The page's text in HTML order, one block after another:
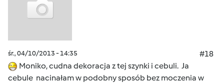
śr., 04/10/2013 - 14:35
#18
Moniko, cudna dekoracja z tej szynki i cebuli. Ja
cebule nacinałam w podobny sposób bez moczenia w